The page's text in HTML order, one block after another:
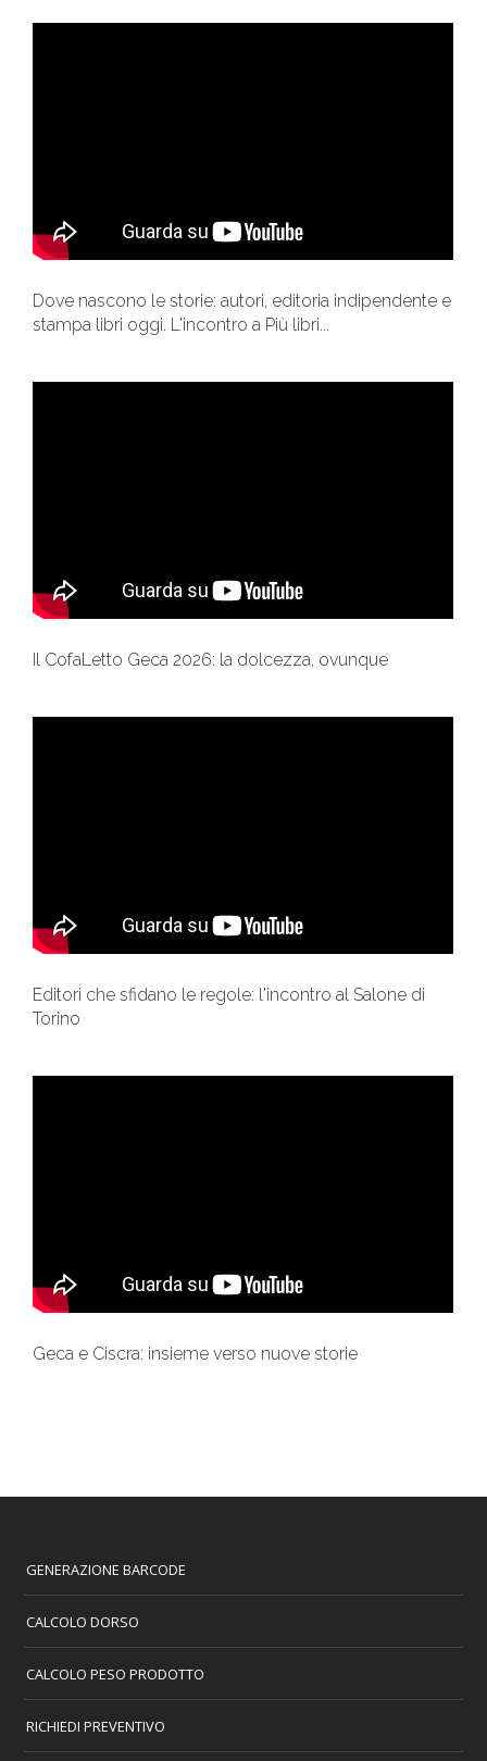
Dove nascono le storie: autori, editoria indipendente e
stampa libri oggi. L'incontro a Più libri...
Il CofaLetto Geca 2026: la dolcezza, ovunque
Editori che sfidano le regole: l'incontro al Salone di
Torino
Geca e Ciscra: insieme verso nuove storie
GENERAZIONE BARCODE
CALCOLO DORSO
CALCOLO PESO PRODOTTO
RICHIEDI PREVENTIVO